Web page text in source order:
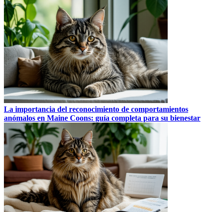
La importancia del reconocimiento de comportamientos
anómalos en Maine Coons: guía completa para su bienestar